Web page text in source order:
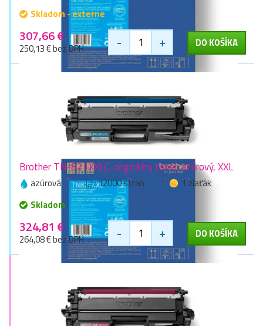
Skladom - externe
307,66 €
250,13 € bez DPH - + DO KOŠÍKA
Brother TN-821XXLC, originálny toner, azúrový, XXL
azúrová 12000 stran
1 zlaťák
Skladom
324,81 €
264,08 € bez DPH - + DO KOŠÍKA